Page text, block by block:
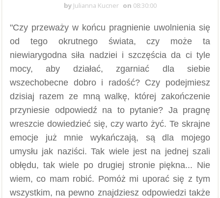
by Julianna Kucner on 08:30:00
"Czy przeważy w końcu pragnienie uwolnienia się
od tego okrutnego świata, czy może ta
niewiarygodna siła nadziei i szczęścia da ci tyle
mocy, aby działać, zgarniać dla siebie
wszechobecne dobro i radość? Czy podejmiesz
dzisiaj razem ze mną walkę, której zakończenie
przyniesie odpowiedź na to pytanie? Ja pragnę
wreszcie dowiedzieć się, czy warto żyć. Te skrajne
emocje już mnie wykańczają, są dla mojego
umysłu jak naziści. Tak wiele jest na jednej szali
obłędu, tak wiele po drugiej stronie piękna... Nie
wiem, co mam robić. Pomóż mi uporać się z tym
wszystkim, na pewno znajdziesz odpowiedzi także